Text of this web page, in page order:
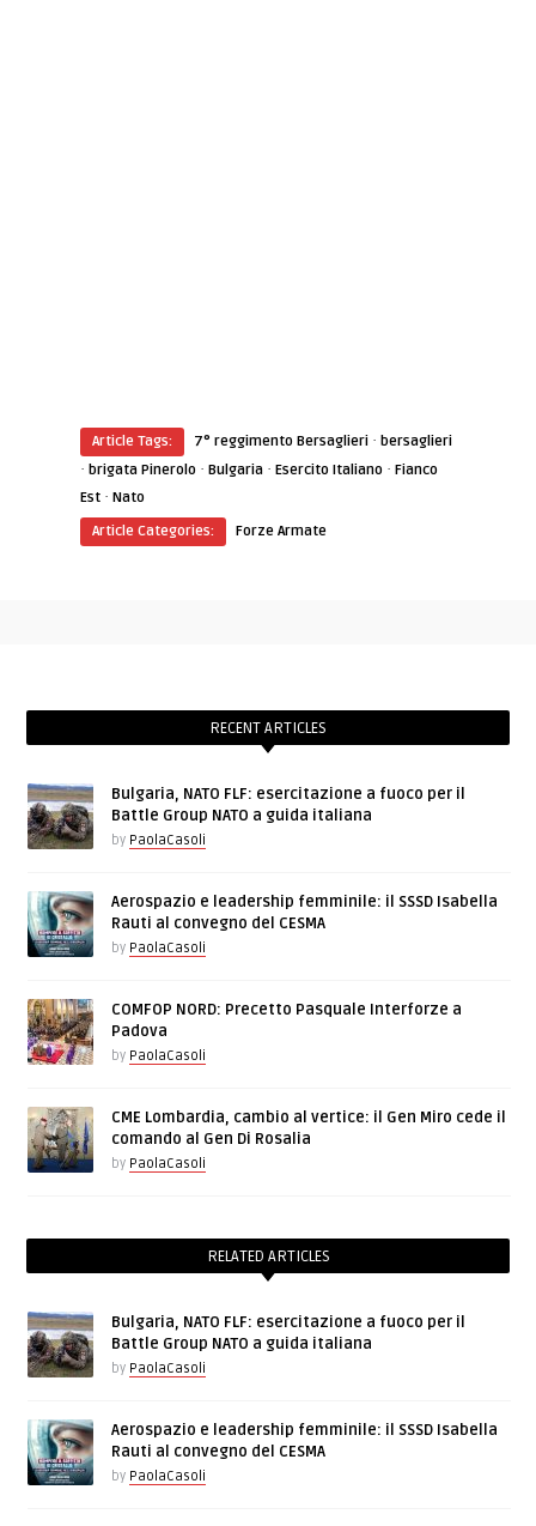
Article Tags: 7° reggimento Bersaglieri ·bersaglieri
·brigata Pinerolo ·Bulgaria ·Esercito Italiano ·Fianco
Est ·Nato
Article Categories:
Forze Armate
RECENT ARTICLES
Bulgaria, NATO FLF: esercitazione a fuoco per il
Battle Group NATO a guida italiana
by PaolaCasoli
Aerospazio e leadership femminile: il SSSD Isabella
Rauti al convegno del CESMA
by PaolaCasoli
COMFOP NORD: Precetto Pasquale Interforze a
Padova
by PaolaCasoli
CME Lombardia, cambio al vertice: il Gen Miro cede il
comando al Gen Di Rosalia
by PaolaCasoli
RELATED ARTICLES
Bulgaria, NATO FLF: esercitazione a fuoco per il
Battle Group NATO a guida italiana
by PaolaCasoli
Aerospazio e leadership femminile: il SSSD Isabella
Rauti al convegno del CESMA
by PaolaCasoli